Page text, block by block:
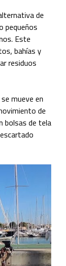
de
pequeños
Este
bahías y
residuos
mueve en
de
bolsas de tela